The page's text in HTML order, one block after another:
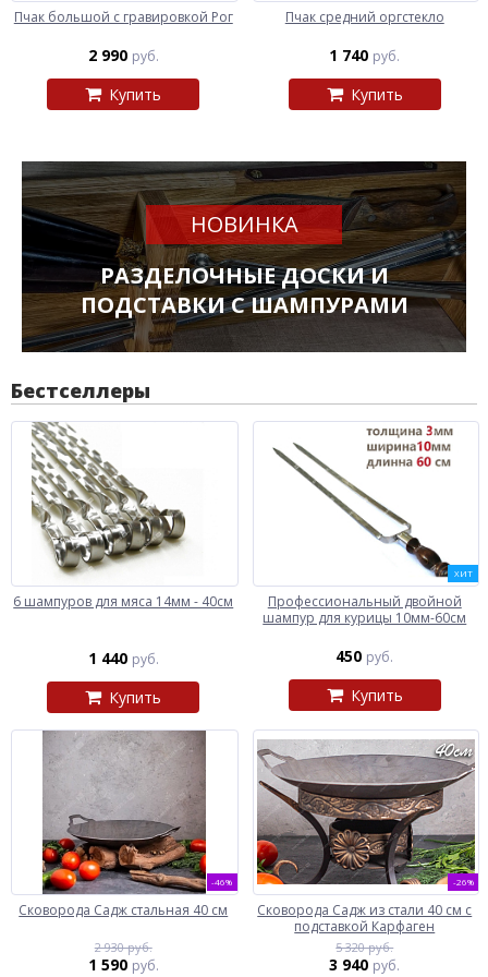
Пчак большой с гравировкой Рог
2 990 руб.
Купить
Пчак средний оргстекло
1 740 руб.
Купить
НОВИНКА
РАЗДЕЛОЧНЫЕ ДОСКИ И
ПОДСТАВКИ С ШАМПУРАМИ
Бестселлеры
6 шампуров для мяса 14мм - 40см
1 440 руб.
Купить
ХИТ
Профессиональный двойной
шампур для курицы 10мм-60см
450 руб.
Купить
-46%
Сковорода Садж стальная 40 см
2 930 руб.
1 590 руб.
-26%
Сковорода Садж из стали 40 см с
подставкой Карфаген
5 320 руб.
3 940 руб.